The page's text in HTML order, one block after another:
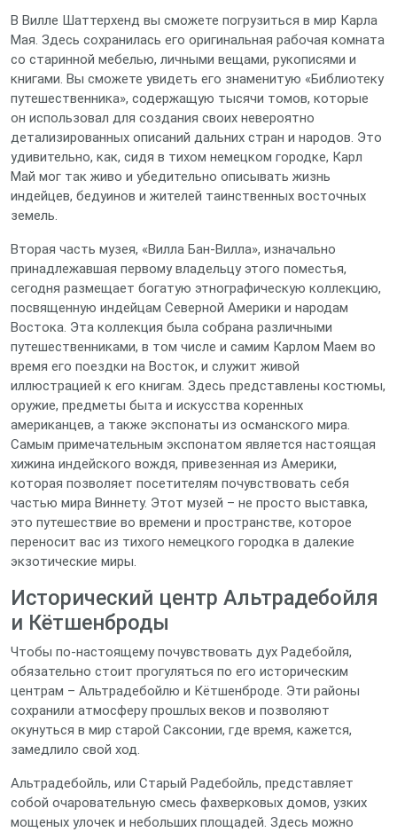
В Вилле Шаттерхенд вы сможете погрузиться в мир Карла
Мая. Здесь сохранилась его оригинальная рабочая комната
со старинной мебелью, личными вещами, рукописями и
книгами. Вы сможете увидеть его знаменитую «Библиотеку
путешественника», содержащую тысячи томов, которые
он использовал для создания своих невероятно
детализированных описаний дальних стран и народов. Это
удивительно, как, сидя в тихом немецком городке, Карл
Май мог так живо и убедительно описывать жизнь
индейцев, бедуинов и жителей таинственных восточных
земель.
Вторая часть музея, «Вилла Бан-Вилла», изначально
принадлежавшая первому владельцу этого поместья,
сегодня размещает богатую этнографическую коллекцию,
посвященную индейцам Северной Америки и народам
Востока. Эта коллекция была собрана различными
путешественниками, в том числе и самим Карлом Маем во
время его поездки на Восток, и служит живой
иллюстрацией к его книгам. Здесь представлены костюмы,
оружие, предметы быта и искусства коренных
американцев, а также экспонаты из османского мира.
Самым примечательным экспонатом является настоящая
хижина индейского вождя, привезенная из Америки,
которая позволяет посетителям почувствовать себя
частью мира Виннету. Этот музей – не просто выставка,
это путешествие во времени и пространстве, которое
переносит вас из тихого немецкого городка в далекие
экзотические миры.
Исторический центр Альтрадебойля
и Кётшенброды
Чтобы по-настоящему почувствовать дух Радебойля,
обязательно стоит прогуляться по его историческим
центрам – Альтрадебойлю и Кётшенброде. Эти районы
сохранили атмосферу прошлых веков и позволяют
окунуться в мир старой Саксонии, где время, кажется,
замедлило свой ход.
Альтрадебойль, или Старый Радебойль, представляет
собой очаровательную смесь фахверковых домов, узких
мощеных улочек и небольших площадей. Здесь можно